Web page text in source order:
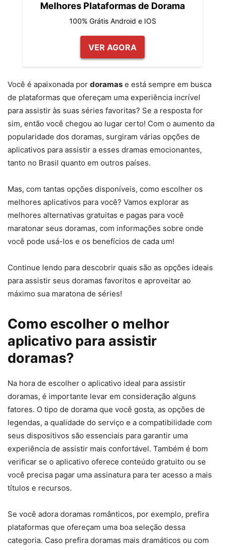
Melhores Plataformas de Dorama
100% Grátis Android e IOS
VER AGORA
Você é apaixonada por doramas e está sempre em busca
de plataformas que ofereçam uma experiência incrível
para assistir às suas séries favoritas? Se a resposta for
sim, então você chegou ao lugar certo! Com o aumento da
popularidade dos doramas, surgiram várias opções de
aplicativos para assistir a esses dramas emocionantes,
tanto no Brasil quanto em outros países.
Mas, com tantas opções disponíveis, como escolher os
melhores aplicativos para você? Vamos explorar as
melhores alternativas gratuitas e pagas para você
maratonar seus doramas, com informações sobre onde
você pode usá-los e os benefícios de cada um!
Continue lendo para descobrir quais são as opções ideais
para assistir seus doramas favoritos e aproveitar ao
máximo sua maratona de séries!
Como escolher o melhor
aplicativo para assistir
doramas?
Na hora de escolher o aplicativo ideal para assistir
doramas, é importante levar em consideração alguns
fatores. O tipo de dorama que você gosta, as opções de
legendas, a qualidade do serviço e a compatibilidade com
seus dispositivos são essenciais para garantir uma
experiência de assistir mais confortável. Também é bom
verificar se o aplicativo oferece conteúdo gratuito ou se
você precisa pagar uma assinatura para ter acesso a mais
títulos e recursos.
Se você adora doramas românticos, por exemplo, prefira
plataformas que ofereçam uma boa seleção dessa
categoria. Caso prefira doramas mais dramáticos ou com